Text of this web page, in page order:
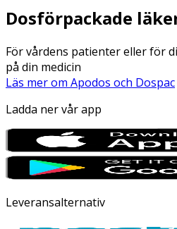
Dosförpackade
För vårdens patienter eller för
på din medicin
Läs mer om Apodos och Dospac
Ladda ner vår app
Leveransalternativ